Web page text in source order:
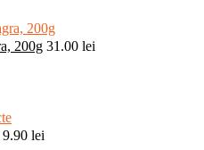
200g 31.00 lei
9.90 lei